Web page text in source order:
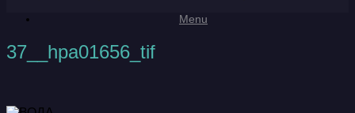
Menu
37__hpa01656_tif